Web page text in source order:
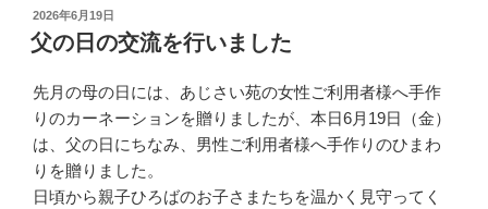
投
稿
日:
2026年6月19日
父の日の交流を行いました
先月の母の日には、あじさい苑の女性ご利用者様へ手作
りのカーネーションを贈りましたが、本日6月19日（金）
は、父の日にちなみ、男性ご利用者様へ手作りのひまわ
りを贈りました。
日頃から親子ひろばのお子さまたちを温かく見守ってく